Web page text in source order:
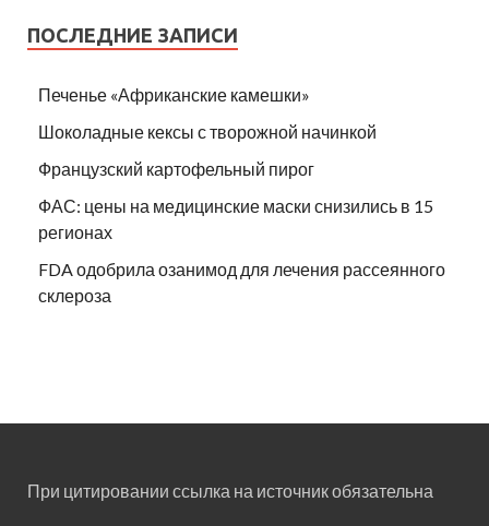
ПОСЛЕДНИЕ ЗАПИСИ
Печенье «Африканские камешки»
Шоколадные кексы с творожной начинкой
Французский картофельный пирог
ФАС: цены на медицинские маски снизились в 15
регионах
FDA одобрила озанимод для лечения рассеянного
склероза
При цитировании ссылка на источник обязательна